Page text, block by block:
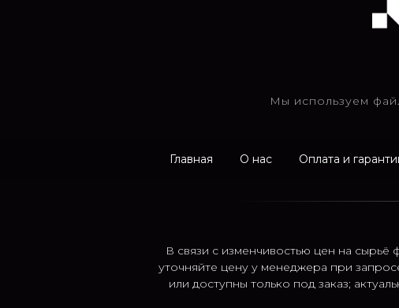
Мы используем
Главная О нас Оплата и
В связи с изменчивостью цен на сырьё
уточняйте цену у менеджера при
или доступны только под заказ;